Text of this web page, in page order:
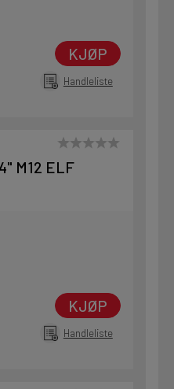
KJØP
Handleliste
M12 ELF
KJØP
Handleliste